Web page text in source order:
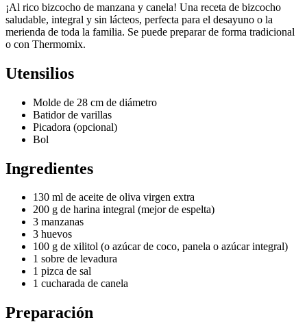
¡Al rico bizcocho de manzana y canela! Una receta de bizcocho
saludable, integral y sin lácteos, perfecta para el desayuno o la
merienda de toda la familia. Se puede preparar de forma tradicional
o con Thermomix.
Utensilios
Molde de 28 cm de diámetro
Batidor de varillas
Picadora (opcional)
Bol
Ingredientes
130 ml de aceite de oliva virgen extra
200 g de harina integral (mejor de espelta)
3 manzanas
3 huevos
100 g de xilitol (o azúcar de coco, panela o azúcar integral)
1 sobre de levadura
1 pizca de sal
1 cucharada de canela
Preparación